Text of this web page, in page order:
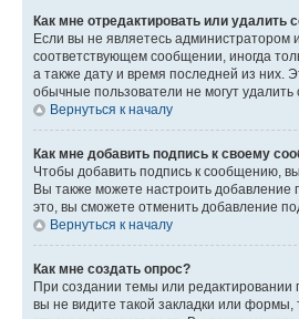
Как мне отредактировать или удалить
Если вы не являетесь
соответствующем сообщении, иногда
а также дату и время последней из них.
обычные пользователи не могут
Вернуться к началу
Как мне добавить подпись к своему
Чтобы добавить подпись к сообщению,
Вы также можете настроить
это, вы сможете отменить добавление
Вернуться к началу
Как мне создать опрос?
При создании темы или
вы не видите такой закладки или формы,